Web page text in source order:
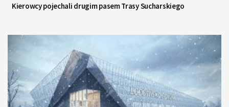
Kierowcy pojechali drugim pasem Trasy Sucharskiego